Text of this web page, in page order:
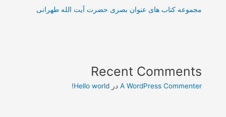
مجموعه کتاب های عنوان بصری حضرت آیت الله طهرانی
Recent Comments
A WordPress Commenter درHello world!